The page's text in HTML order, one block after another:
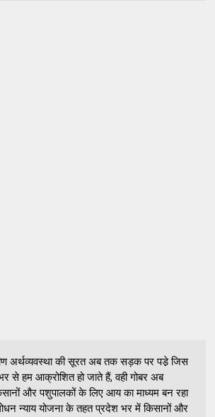
अर्थव्यवस्था की सूरत अब तक सड़क पर पडे़ जिस
से हम आक्रोशित हो जाते हैं, वही गोबर अब
और पशुपालकों के लिए आय का माध्यम बन रहा
न्याय योजना के तहत प्रदेश भर में किसानों और